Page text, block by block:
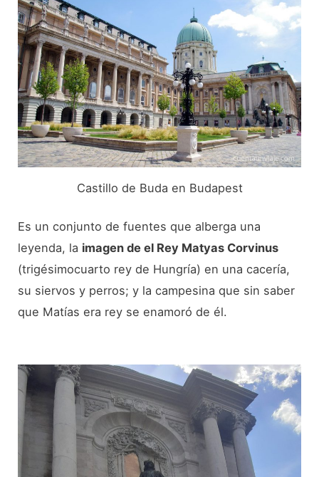
Castillo de Buda en Budapest
Es un conjunto de fuentes que alberga una
leyenda, la imagen de el Rey Matyas Corvinus
(trigésimocuarto rey de Hungría) en una cacería,
su siervos y perros; y la campesina que sin saber
que Matías era rey se enamoró de él.